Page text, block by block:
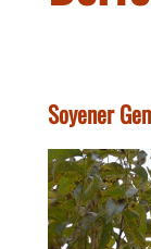
Soyener